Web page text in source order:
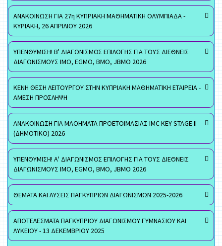
ΑΝΑΚΟΙΝΩΣΗ ΓΙΑ 27η ΚΥΠΡΙΑΚΗ ΜΑΘΗΜΑΤΙΚΗ ΟΛΥΜΠΙΑΔΑ -
ΚΥΡΙΑΚΗ, 26 ΑΠΡΙΛΙΟΥ 2026
ΥΠΕΝΘΥΜΙΣΗ! Β' ΔΙΑΓΩΝΙΣΜΟΣ ΕΠΙΛΟΓΗΣ ΓΙΑ ΤΟΥΣ ΔΙΕΘΝΕΙΣ
ΔΙΑΓΩΝΙΣΜΟΥΣ ΙΜΟ, EGMO, ΒΜΟ, JBMO 2026
ΚΕΝΗ ΘΕΣΗ ΛΕΙΤΟΥΡΓΟΥ ΣΤΗΝ ΚΥΠΡΙΑΚΗ ΜΑΘΗΜΑΤΙΚΗ ΕΤΑΙΡΕΙΑ -
ΑΜΕΣΗ ΠΡΟΣΛΗΨΗ
ΑΝΑΚΟΙΝΩΣΗ ΓΙΑ ΜΑΘΗΜΑΤΑ ΠΡΟΕΤΟΙΜΑΣΙΑΣ IMC KEY STAGE II
(ΔΗΜΟΤΙΚΟ) 2026
ΥΠΕΝΘΥΜΙΣΗ! Α' ΔΙΑΓΩΝΙΣΜΟΣ ΕΠΙΛΟΓΗΣ ΓΙΑ ΤΟΥΣ ΔΙΕΘΝΕΙΣ
ΔΙΑΓΩΝΙΣΜΟΥΣ ΙΜΟ, EGMO, ΒΜΟ, JBMO 2026
ΘΕΜΑΤΑ ΚΑΙ ΛΥΣΕΙΣ ΠΑΓΚΥΠΡΙΩΝ ΔΙΑΓΩΝΙΣΜΩΝ 2025-2026
ΑΠΟΤΕΛΕΣΜΑΤΑ ΠΑΓΚΥΠΡΙΟΥ ΔΙΑΓΩΝΙΣΜΟΥ ΓΥΜΝΑΣΙΟΥ ΚΑΙ
ΛΥΚΕΙΟΥ - 13 ΔΕΚΕΜΒΡΙΟΥ 2025